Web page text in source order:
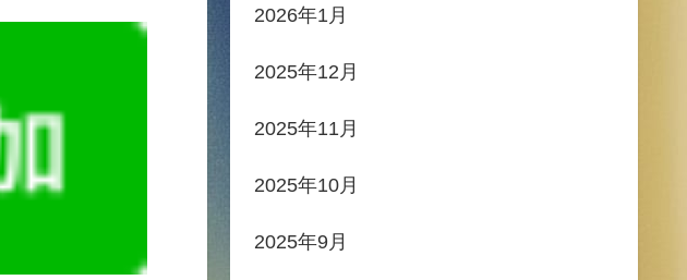
2026年1月
2025年12月
2025年11月
2025年10月
2025年9月